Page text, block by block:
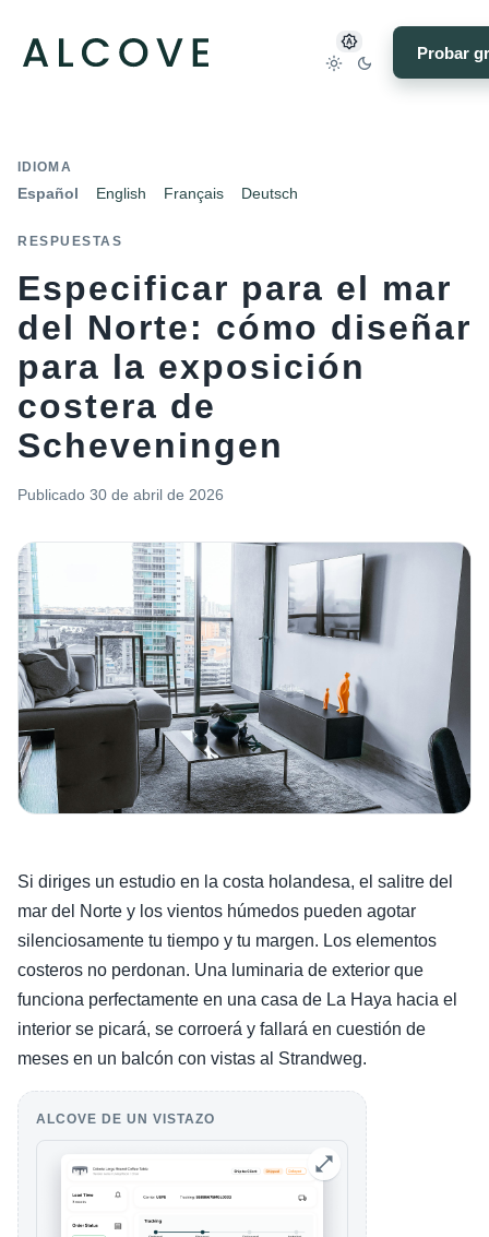
Probar
IDIOMA
Español English Français Deutsch
RESPUESTAS
Especificar para el mar
del Norte: cómo diseñar
para la exposición
costera de
Scheveningen
Publicado 30 de abril de 2026
Si diriges un estudio en la costa holandesa, el salitre del
mar del Norte y los vientos húmedos pueden agotar
silenciosamente tu tiempo y tu margen. Los elementos
costeros no perdonan. Una luminaria de exterior que
funciona perfectamente en una casa de La Haya hacia el
interior se picará, se corroerá y fallará en cuestión de
meses en un balcón con vistas al Strandweg.
ALCOVE DE UN VISTAZO